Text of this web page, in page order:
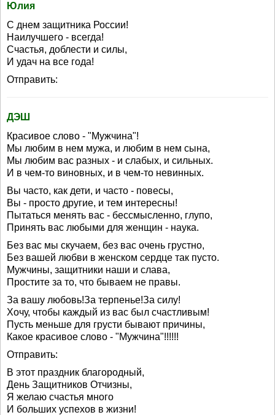
Юлия
С днем защитника России!
Наилучшего - всегда!
Счастья, доблести и силы,
И удач на все года!
Отправить:
ДЭШ
Красивое слово - "Мужчина"!
Мы любим в нем мужа, и любим в нем сына,
Мы любим вас разных - и слабых, и сильных.
И в чем-то виновных, и в чем-то невинных.
Вы часто, как дети, и часто - повесы,
Вы - просто другие, и тем интересны!
Пытаться менять вас - бессмысленно, глупо,
Принять вас любыми для женщин - наука.
Без вас мы скучаем, без вас очень грустно,
Без вашей любви в женском сердце так пусто.
Мужчины, защитники наши и слава,
Простите за то, что бываем не правы.
За вашу любовь!За терпенье!За силу!
Хочу, чтобы каждый из вас был счастливым!
Пусть меньше для грусти бывают причины,
Какое красивое слово - "Мужчина"!!!!!!
Отправить:
В этот праздник благородный,
День Защитников Отчизны,
Я желаю счастья много
И больших успехов в жизни!